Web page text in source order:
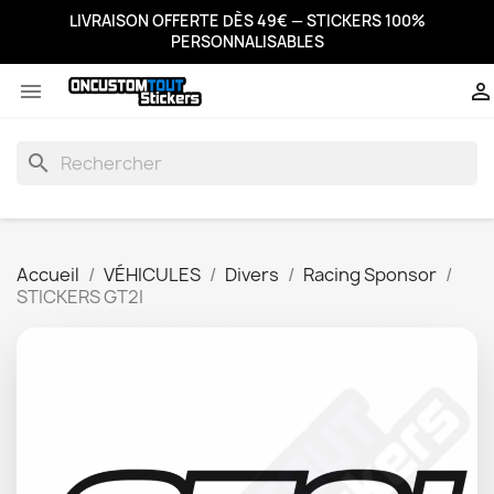
LIVRAISON OFFERTE DÈS 49€ — STICKERS 100%
PERSONNALISABLES
 
search
Accueil VÉHICULES Divers
Racing Sponsor
STICKERS GT2I